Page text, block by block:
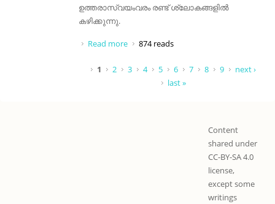
ഉത്തരാസ്വയംവരം രണ്ട് ശ്ലോകങ്ങളിൽ
കഴിക്കുന്നു.
Read moreabout രംഗം 17 വിരാടരാജാവിന്റെ
874 reads
Pages
1 2 3 4 5 6 7 8 9
next ›
last »
Content
shared under
CC-BY-SA 4.0
license,
except some
writings